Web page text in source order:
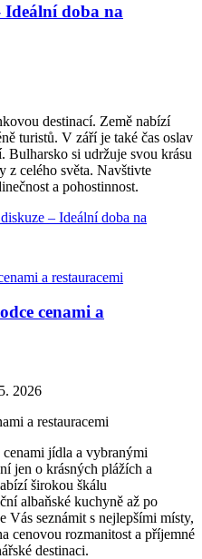
Ideální doba na
destinací. Země nabízí
turistů. V září je také čas oslav
Bulharsko si udržuje svou krásu
z celého světa. Navštivte
a pohostinnost.
– Ideální doba na
cenami a
2026
a restauracemi
jídla a vybranými
jen o krásných plážích a
širokou škálu
albaňské kuchyně až po
Vás seznámit s nejlepšími místy,
cenovou rozmanitost a příjemné
destinaci.